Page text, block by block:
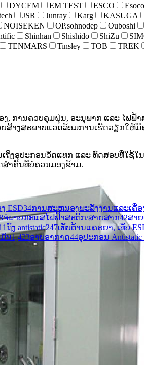
DYCEM EM TEST ESCO
JSR Junray Karg KASUGA
NOISEKEN OP.sohnodep Ouboshi
Shinhan Shishido ShiZu
TENMARS Tinsley TOB TREK
ການຄວບຄຸມຝຸ່ນ, ອະນຸພາກ ແລະ ໄຟຟ້
ສ້າງສະພາບແວດລ້ອມການເຮັດວຽກໃຫ້
ງອຸປະກອນວັດແທກ ແລະ ທົດສອບທີ່ໃຊ້ໃ
ສຳຄັນທີ່ບໍ່ຄວນມອງຂ້າມ.
ESD34ການສະຫນອງພະລັງງານແລະເຄື່
ຈໍພາບກະແສໄຟຟ້າສະຕິກ/ສາຍສາກ42ສາ
ຖົງ antistatic247ເທັບຕ້ານແຄຣຍາ, ເທັບ
ນ1,423ອາບອາກາດ44ອຸ​ປະ​ກອນ